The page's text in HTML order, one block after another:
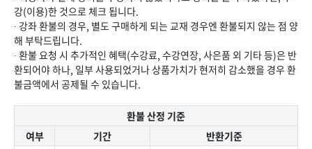
강(이용)한 것으로 체크 됩니다.
∙ 강좌 환불의 경우, 별도 구매하게 되는 교재 경우엔 환불되지 않는 점 양
해 부탁드립니다.
∙ 환불 요청 시 추가적인 혜택(수강료, 수강연장, 사은품 외 기타 등)은 반
환되어야 하나, 일부 사용되었거나 상품가치가 현저히 감소했을 경우 환
불금액에서 공제될 수 있습니다.
환불 산정 기준
여부
기간 반환기준